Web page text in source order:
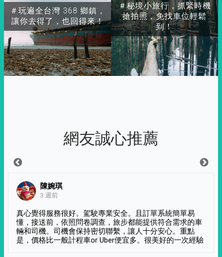
＃玩遍全台灣 368 鄉鎮，
讓你去得了，也回得來！
＃秘境小旅行，抓緊時機
搶拍照，免找車位輕鬆
到！
網友誠心推薦
陳婉琪
3 週前
真心覺得服務很好。駕駛專業安全。且訂單系統簡單易
懂，接送前，依照問卷調查，旅步都能提供符合需求的車
輛和司機。司機會保持密切聯繫，讓人十分安心。重點
是，價格比一般計程車or Uber便宜多。很美好的一次經驗